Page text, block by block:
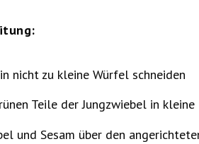
nicht zu kleine Würfel schneiden
Teile der Jungzwiebel in kleine
und Sesam über den